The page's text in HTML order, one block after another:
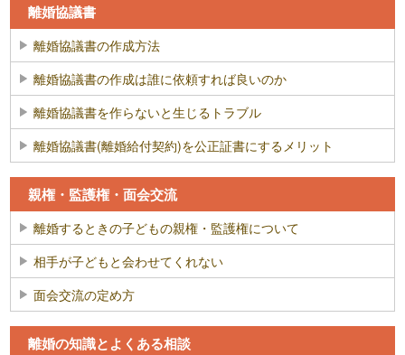
離婚協議書
離婚協議書の作成方法
離婚協議書の作成は誰に依頼すれば良いのか
離婚協議書を作らないと生じるトラブル
離婚協議書(離婚給付契約)を公正証書にするメリット
親権・監護権・面会交流
離婚するときの子どもの親権・監護権について
相手が子どもと会わせてくれない
面会交流の定め方
離婚の知識とよくある相談